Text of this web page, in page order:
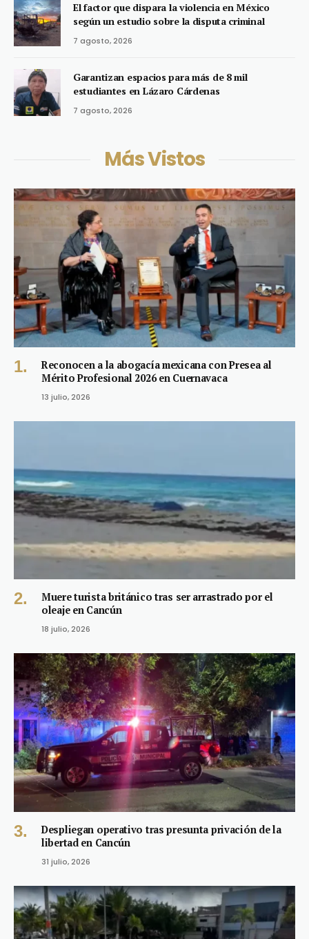
El factor que dispara la violencia en México
según un estudio sobre la disputa criminal
7 agosto, 2026
Garantizan espacios para más de 8 mil
estudiantes en Lázaro Cárdenas
7 agosto, 2026
Más Vistos
Reconocen a la abogacía mexicana con Presea al
Mérito Profesional 2026 en Cuernavaca
13 julio, 2026
Muere turista británico tras ser arrastrado por el
oleaje en Cancún
18 julio, 2026
Despliegan operativo tras presunta privación de la
libertad en Cancún
31 julio, 2026